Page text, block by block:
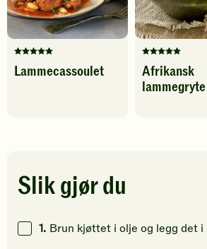
Denne
oppskriften
Klikk
for
gi
din
Lammecassoulet
Denne
oppskriften
har
din
Afrikansk
lammegryte
Slik gjør du
1. Brun kjøttet i olje og legg det i